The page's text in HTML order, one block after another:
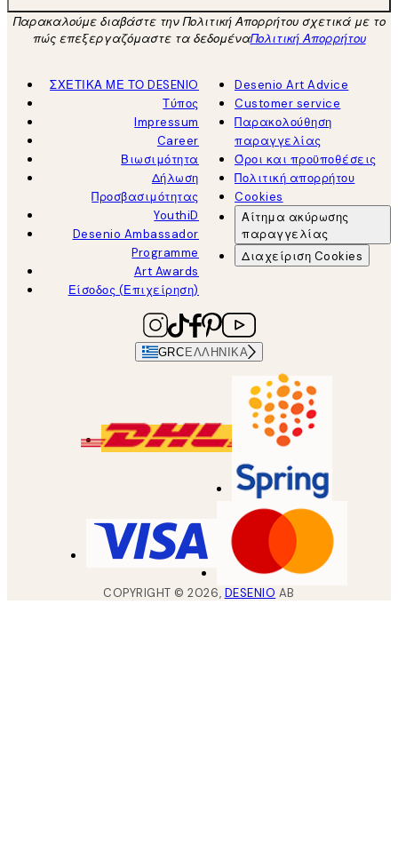
Παρακαλούμε διαβάστε την Πολιτική Απορρήτου σχετικά με το
πώς επεξεργαζόμαστε τα δεδομέναΠολιτική Απορρήτου
ΣΧΕΤΙΚΑ ΜΕ ΤΟ DESENIO
Τύπος
Impressum
Career
Βιωσιμότητα
Δήλωση
Προσβασιμότητας
YouthiD
Desenio Ambassador
Programme
Art Awards
Είσοδος (Επιχείρηση)
Desenio Art Advice
Customer service
Παρακολούθηση
παραγγελίας
Όροι και προϋποθέσεις
Πολιτική απορρήτου
Cookies
Αίτημα ακύρωσης
παραγγελίας
Διαχείριση Cookies
GRC ΕΛΛΗΝΙΚΆ
COPYRIGHT ©2026, DESENIO AB